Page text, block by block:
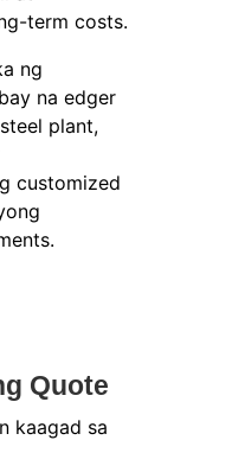
term costs.
ng
na edger
plant,
customized
Quote
kaagad sa